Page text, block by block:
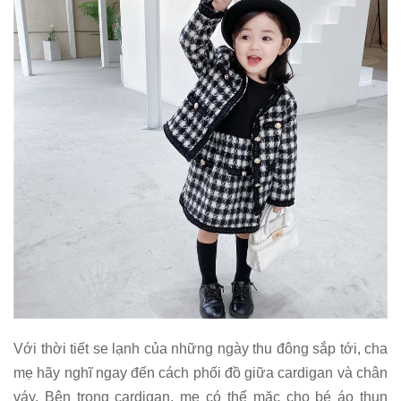
Với thời tiết se lạnh của những ngày thu đông sắp tới, cha
mẹ hãy nghĩ ngay đến cách phối đồ giữa cardigan và chân
váy. Bên trong cardigan, mẹ có thể mặc cho bé áo thun